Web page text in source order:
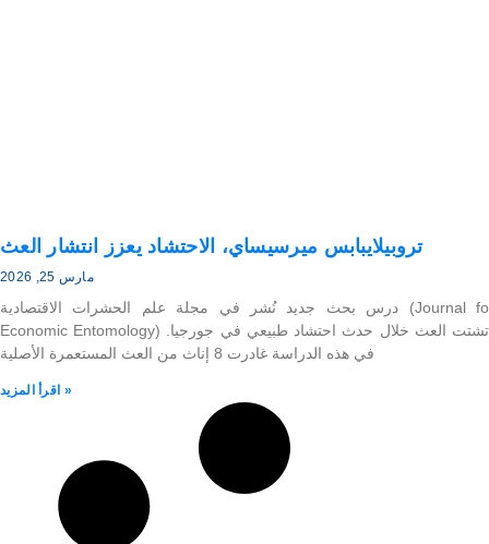
تروبيلايبابس ميرسيساي، الاحتشاد يعزز انتشار العث
مارس 25, 2026
درس بحث جديد نُشر في مجلة علم الحشرات الاقتصادية (Journal fo
Economic Entomology) تشتت العث خلال حدث احتشاد طبيعي في جورجيا.
في هذه الدراسة غادرت 8 إناث من العث المستعمرة الأصلية
اقرأ المزيد »